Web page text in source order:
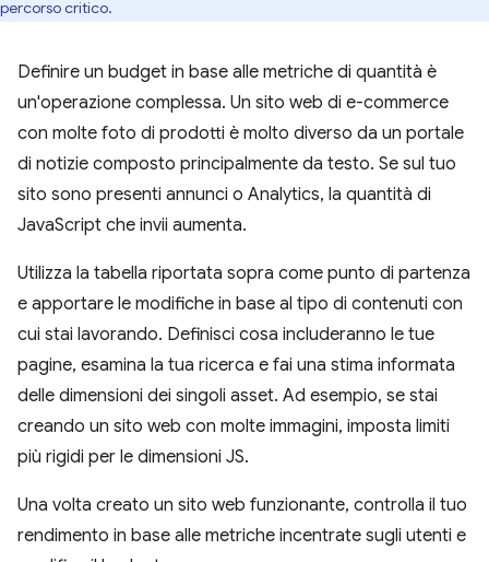
percorso critico.
Definire un budget in base alle metriche di quantità è
un'operazione complessa. Un sito web di e-commerce
con molte foto di prodotti è molto diverso da un portale
di notizie composto principalmente da testo. Se sul tuo
sito sono presenti annunci o Analytics, la quantità di
JavaScript che invii aumenta.
Utilizza la tabella riportata sopra come punto di partenza
e apportare le modifiche in base al tipo di contenuti con
cui stai lavorando. Definisci cosa includeranno le tue
pagine, esamina la tua ricerca e fai una stima informata
delle dimensioni dei singoli asset. Ad esempio, se stai
creando un sito web con molte immagini, imposta limiti
più rigidi per le dimensioni JS.
Una volta creato un sito web funzionante, controlla il tuo
rendimento in base alle metriche incentrate sugli utenti e